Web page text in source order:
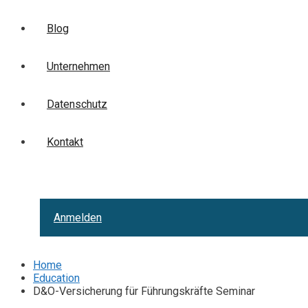
Blog
Unternehmen
Datenschutz
Kontakt
Anmelden
Home
Education
D&O-Versicherung für Führungskräfte Seminar